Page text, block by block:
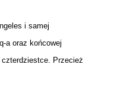
i samej
a oraz końcowej
czterdziestce. Przecież